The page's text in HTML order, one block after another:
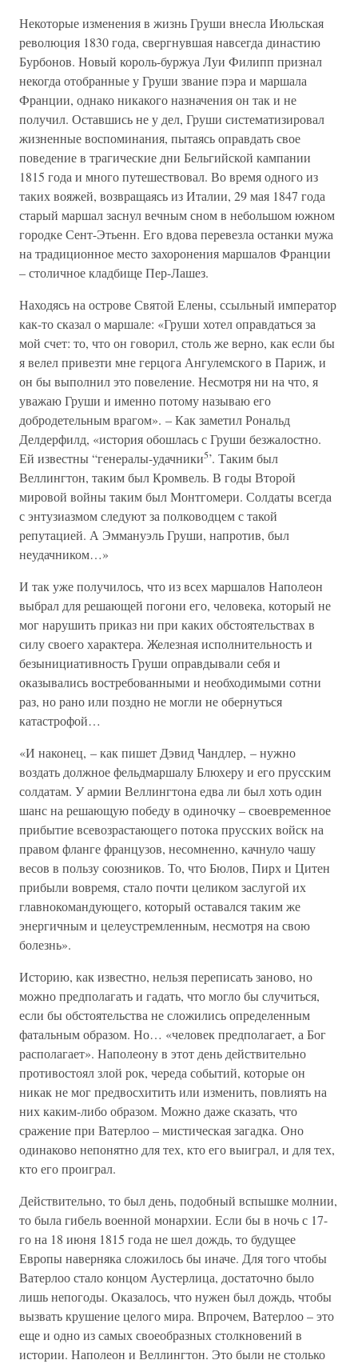
Некоторые изменения в жизнь Груши внесла Июльская
революция 1830 года, свергнувшая навсегда династию
Бурбонов. Новый король-буржуа Луи Филипп признал
некогда отобранные у Груши звание пэра и маршала
Франции, однако никакого назначения он так и не
получил. Оставшись не у дел, Груши систематизировал
жизненные воспоминания, пытаясь оправдать свое
поведение в трагические дни Бельгийской кампании
1815 года и много путешествовал. Во время одного из
таких вояжей, возвращаясь из Италии, 29 мая 1847 года
старый маршал заснул вечным сном в небольшом южном
городке Сент-Этьенн. Его вдова перевезла останки мужа
на традиционное место захоронения маршалов Франции
– столичное кладбище Пер-Лашез.
Находясь на острове Святой Елены, ссыльный император
как-то сказал о маршале: «Груши хотел оправдаться за
мой счет: то, что он говорил, столь же верно, как если бы
я велел привезти мне герцога Ангулемского в Париж, и
он бы выполнил это повеление. Несмотря ни на что, я
уважаю Груши и именно потому называю его
добродетельным врагом». – Как заметил Рональд
Делдерфилд, «история обошлась с Груши безжалостно.
Ей известны “генералы-удачники5’. Таким был
Веллингтон, таким был Кромвель. В годы Второй
мировой войны таким был Монтгомери. Солдаты всегда
с энтузиазмом следуют за полководцем с такой
репутацией. А Эммануэль Груши, напротив, был
неудачником…»
И так уже получилось, что из всех маршалов Наполеон
выбрал для решающей погони его, человека, который не
мог нарушить приказ ни при каких обстоятельствах в
силу своего характера. Железная исполнительность и
безынициативность Груши оправдывали себя и
оказывались востребованными и необходимыми сотни
раз, но рано или поздно не могли не обернуться
катастрофой…
«И наконец, – как пишет Дэвид Чандлер, – нужно
воздать должное фельдмаршалу Блюхеру и его прусским
солдатам. У армии Веллингтона едва ли был хоть один
шанс на решающую победу в одиночку – своевременное
прибытие всевозрастающего потока прусских войск на
правом фланге французов, несомненно, качнуло чашу
весов в пользу союзников. То, что Бюлов, Пирх и Цитен
прибыли вовремя, стало почти целиком заслугой их
главнокомандующего, который оставался таким же
энергичным и целеустремленным, несмотря на свою
болезнь».
Историю, как известно, нельзя переписать заново, но
можно предполагать и гадать, что могло бы случиться,
если бы обстоятельства не сложились определенным
фатальным образом. Но… «человек предполагает, а Бог
располагает». Наполеону в этот день действительно
противостоял злой рок, череда событий, которые он
никак не мог предвосхитить или изменить, повлиять на
них каким-либо образом. Можно даже сказать, что
сражение при Ватерлоо – мистическая загадка. Оно
одинаково непонятно для тех, кто его выиграл, и для тех,
кто его проиграл.
Действительно, то был день, подобный вспышке молнии,
то была гибель военной монархии. Если бы в ночь с 17-
го на 18 июня 1815 года не шел дождь, то будущее
Европы наверняка сложилось бы иначе. Для того чтобы
Ватерлоо стало концом Аустерлица, достаточно было
лишь непогоды. Оказалось, что нужен был дождь, чтобы
вызвать крушение целого мира. Впрочем, Ватерлоо – это
еще и одно из самых своеобразных столкновений в
истории. Наполеон и Веллингтон. Это были не столько